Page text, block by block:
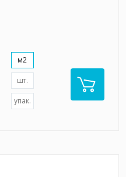
м2
шт.
упак.